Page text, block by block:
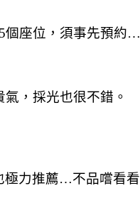
個座位，須事先預約…
，採光也很不錯。
極力推薦…不品嚐看看